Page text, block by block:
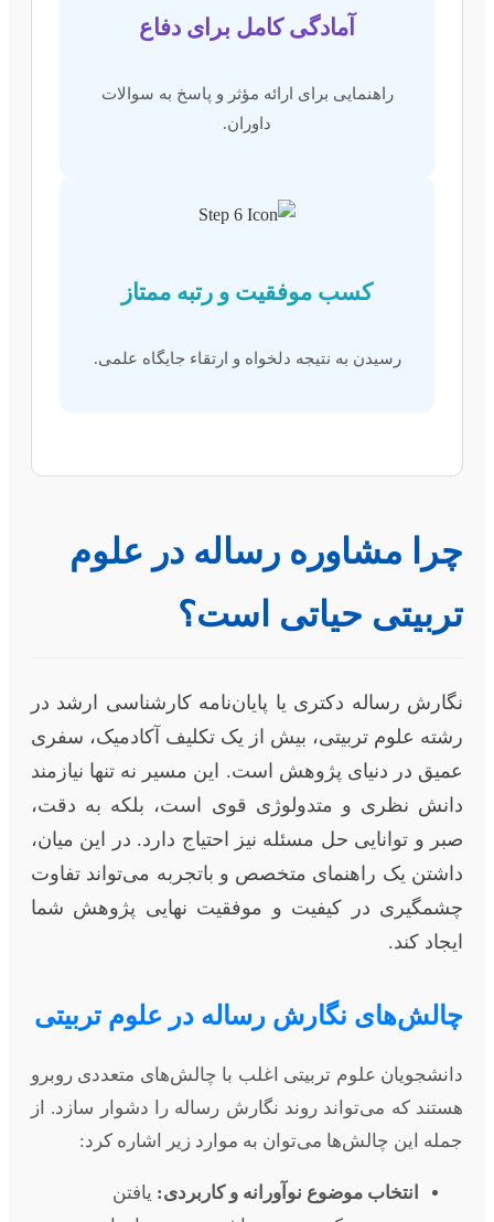
آمادگی کامل برای دفاع
راهنمایی برای ارائه مؤثر و پاسخ به سوالات
داوران.
کسب موفقیت و رتبه ممتاز
رسیدن به نتیجه دلخواه و ارتقاء جایگاه علمی.
چرا مشاوره رساله در علوم
تربیتی حیاتی است؟
نگارش رساله دکتری یا پایان‌نامه کارشناسی ارشد در
رشته علوم تربیتی، بیش از یک تکلیف آکادمیک، سفری
عمیق در دنیای پژوهش است. این مسیر نه تنها نیازمند
دانش نظری و متدولوژی قوی است، بلکه به دقت،
صبر و توانایی حل مسئله نیز احتیاج دارد. در این میان،
داشتن یک راهنمای متخصص و باتجربه می‌تواند تفاوت
چشمگیری در کیفیت و موفقیت نهایی پژوهش شما
ایجاد کند.
چالش‌های نگارش رساله در علوم تربیتی
دانشجویان علوم تربیتی اغلب با چالش‌های متعددی روبرو
هستند که می‌تواند روند نگارش رساله را دشوار سازد. از
جمله این چالش‌ها می‌توان به موارد زیر اشاره کرد:
انتخاب موضوع نوآورانه و کاربردی: یافتن